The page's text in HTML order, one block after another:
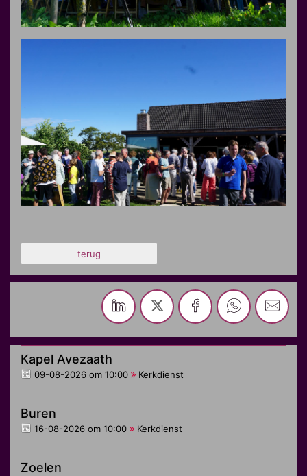
terug
Kapel Avezaath
09-08-2026 om 10:00 Kerkdienst
Buren
16-08-2026 om 10:00 Kerkdienst
Zoelen